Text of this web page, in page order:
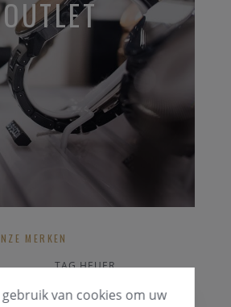
OUTLET
MERKEN
TAG HEUER
HUGO BOSS
van cookies om uw